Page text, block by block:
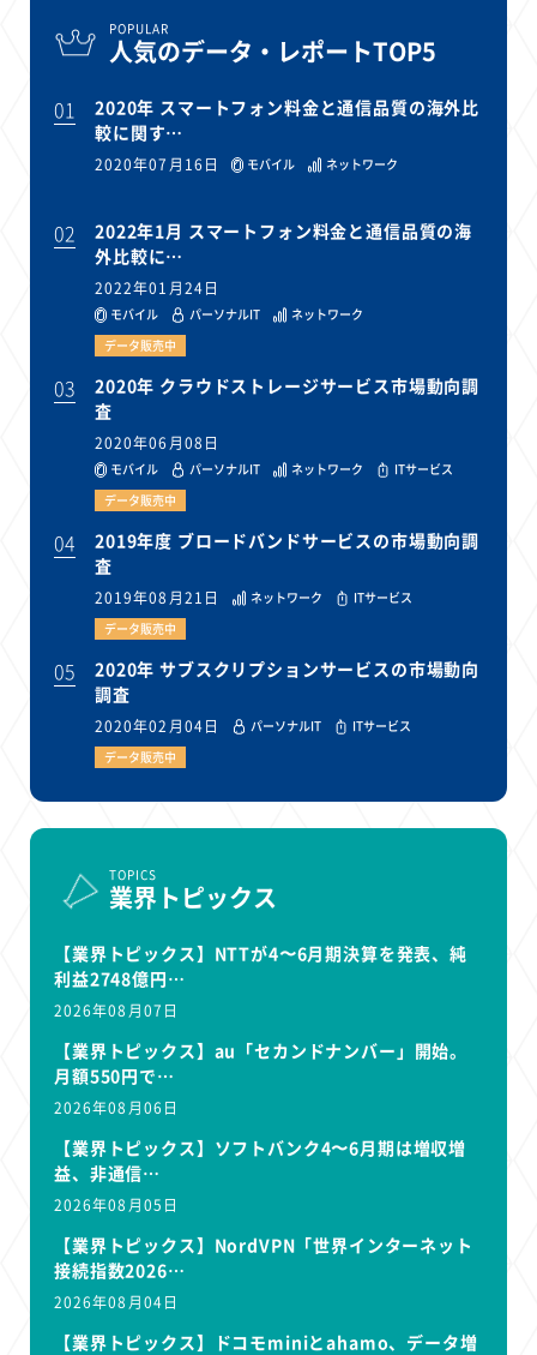
POPULAR
人気のデータ・レポートTOP5
01
2020年 スマートフォン料金と通信品質の海外比
較に関す…
2020年07月16日 モバイル ネットワーク
02
2022年1月 スマートフォン料金と通信品質の海
外比較に…
2022年01月24日
モバイル パーソナルIT
ネットワーク
データ販売中
03
2020年 クラウドストレージサービス市場動向調
査
2020年06月08日
モバイル パーソナルIT ネットワーク
ITサービス
データ販売中
04
2019年度 ブロードバンドサービスの市場動向調
査
2019年08月21日 ネットワーク
ITサービス
データ販売中
05
2020年 サブスクリプションサービスの市場動向
調査
2020年02月04日 パーソナルIT
ITサービス
データ販売中
TOPICS
業界トピックス
【業界トピックス】NTTが4〜6月期決算を発表、純
利益2748億円…
2026年08月07日
【業界トピックス】au「セカンドナンバー」開始。
月額550円で…
2026年08月06日
【業界トピックス】ソフトバンク4〜6月期は増収増
益、非通信…
2026年08月05日
【業界トピックス】NordVPN「世界インターネット
接続指数2026…
2026年08月04日
【業界トピックス】ドコモminiとahamo、データ増